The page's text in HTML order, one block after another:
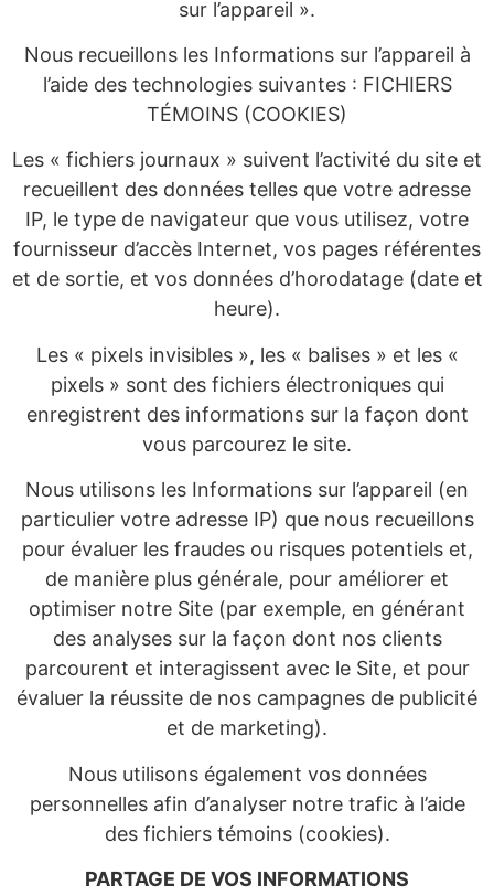
sur l’appareil ».
Nous recueillons les Informations sur l’appareil à
l’aide des technologies suivantes : FICHIERS
TÉMOINS (COOKIES)
Les « fichiers journaux » suivent l’activité du site et
recueillent des données telles que votre adresse
IP, le type de navigateur que vous utilisez, votre
fournisseur d’accès Internet, vos pages référentes
et de sortie, et vos données d’horodatage (date et
heure).
Les « pixels invisibles », les « balises » et les «
pixels » sont des fichiers électroniques qui
enregistrent des informations sur la façon dont
vous parcourez le site.
Nous utilisons les Informations sur l’appareil (en
particulier votre adresse IP) que nous recueillons
pour évaluer les fraudes ou risques potentiels et,
de manière plus générale, pour améliorer et
optimiser notre Site (par exemple, en générant
des analyses sur la façon dont nos clients
parcourent et interagissent avec le Site, et pour
évaluer la réussite de nos campagnes de publicité
et de marketing).
Nous utilisons également vos données
personnelles afin d’analyser notre trafic à l’aide
des fichiers témoins (cookies).
PARTAGE DE VOS INFORMATIONS